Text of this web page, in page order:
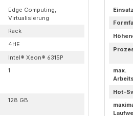
Edge Computing,
Virtualisierung
Rack
4HE
Intel® Xeon® 6315P
1
128 GB
max.
Hot-